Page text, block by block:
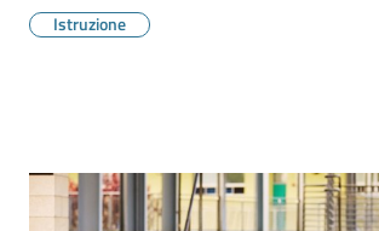
Istruzione